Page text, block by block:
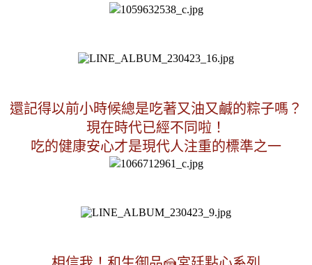
還記得以前小時候總是吃著又油又鹹的粽子嗎？
現在時代已經不同啦！
吃的健康安心才是現代人注重的標準之一